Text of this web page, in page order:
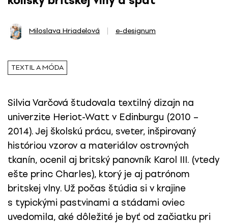
Miloslava Hriadelová e-designum
TEXTIL A MÓDA
Silvia Varčová študovala textilný dizajn na
univerzite Heriot-Watt v Edinburgu (2010 –
2014). Jej školskú prácu, sveter, inšpirovaný
históriou vzorov a materiálov ostrovných
tkanín, ocenil aj britský panovník Karol III. (vtedy
ešte princ Charles), ktorý je aj patrónom
britskej vlny. Už počas štúdia si v krajine
s typickými pastvinami a stádami oviec
uvedomila, aké dôležité je byť od začiatku pri